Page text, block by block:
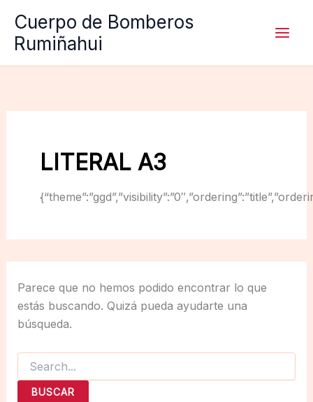
contenido
Cuerpo de Bomberos
Rumiñahui
LITERAL A3
Parece que no hemos podido encontrar lo que
estás buscando. Quizá pueda ayudarte una
búsqueda.
Buscar
por: